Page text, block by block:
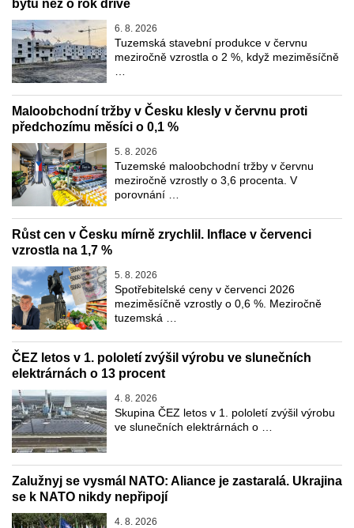
bytů než o rok dříve
6. 8. 2026
Tuzemská stavební produkce v červnu
meziročně vzrostla o 2 %, když meziměsíčně
Maloobchodní tržby v Česku klesly v červnu proti
předchozímu měsíci o 0,1 %
5. 8. 2026
Tuzemské maloobchodní tržby v červnu
meziročně vzrostly o 3,6 procenta. V
porovnání …
Růst cen v Česku mírně zrychlil. Inflace v červenci
vzrostla na 1,7 %
5. 8. 2026
Spotřebitelské ceny v červenci 2026
meziměsíčně vzrostly o 0,6 %. Meziročně
tuzemská …
ČEZ letos v 1. pololetí zvýšil výrobu ve slunečních
elektrárnách o 13 procent
4. 8. 2026
Skupina ČEZ letos v 1. pololetí zvýšil výrobu
ve slunečních elektrárnách o …
Zalužnyj se vysmál NATO: Aliance je zastaralá. Ukrajina
se k NATO nikdy nepřipojí
4. 8. 2026